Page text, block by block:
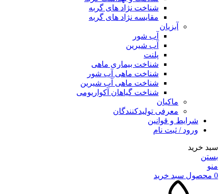
شناخت نژاد های گربه
مقایسه نژاد های گربه
آبزیان
آب شور
آب شیرین
پلنت
شناخت بیماری ماهی
شناخت ماهی آب شور
شناخت ماهی آب شیرین
شناخت گیاهان آکواریومی
ماکیان
معرفی تولیدکنندگان
شرایط و قوانین
ورود / ثبت نام
سبد خرید
بستن
منو
0 محصول سبد خرید